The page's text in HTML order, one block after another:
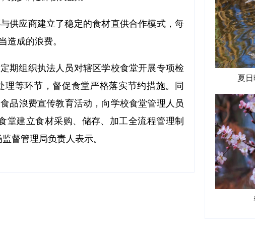
供应商建立了稳定的食材直供合作模式，每
造成的浪费。
期组织执法人员对辖区学校食堂开展专项检
等环节，督促食堂严格落实节约措施。同
品浪费宣传教育活动，向学校食堂管理人员
堂建立食材采购、储存、加工全流程管理制
督管理局负责人表示。
夏